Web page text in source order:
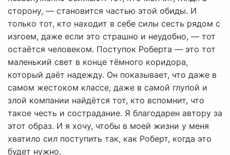
сторону, — становится частью этой обиды. И
только тот, кто находит в себе силы сесть рядом с
изгоем, даже если это страшно и неудобно, — тот
остаётся человеком. Поступок Роберта — это тот
маленький свет в конце тёмного коридора,
который даёт надежду. Он показывает, что даже в
самом жестоком классе, даже в самой глупой и
злой компании найдётся тот, кто вспомнит, что
такое честь и сострадание. Я благодарен автору за
этот образ. И я хочу, чтобы в моей жизни у меня
хватило сил поступить так, как Роберт, когда это
будет нужно.